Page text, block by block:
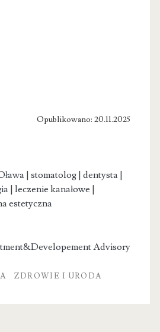
Opublikowano: 20.11.2025
| stomatolog | dentysta |
| leczenie kanałowe |
estetyczna
Advisory
ZDROWIE I URODA